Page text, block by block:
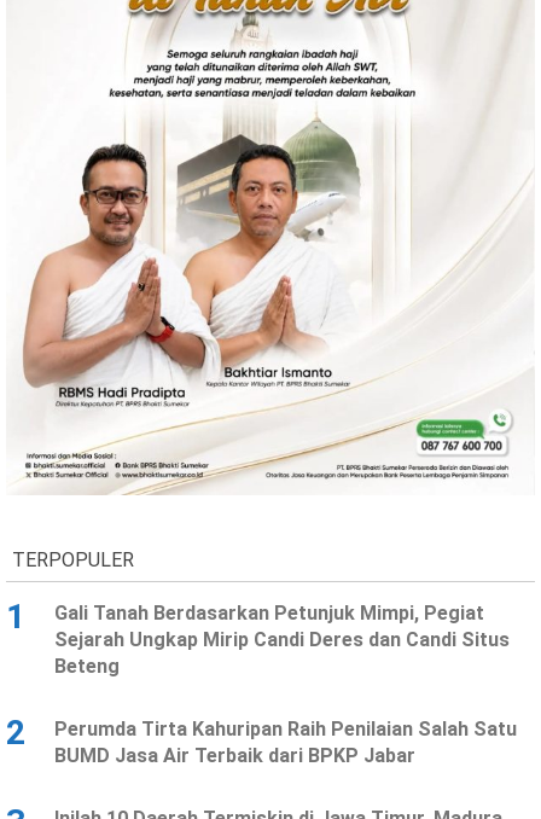
TERPOPULER
1
Gali Tanah Berdasarkan Petunjuk Mimpi, Pegiat
Sejarah Ungkap Mirip Candi Deres dan Candi Situs
Beteng
2
Perumda Tirta Kahuripan Raih Penilaian Salah Satu
BUMD Jasa Air Terbaik dari BPKP Jabar